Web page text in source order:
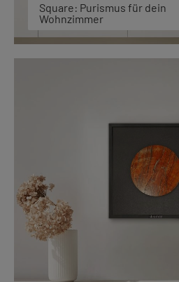
Square: Purismus für dein
Wohnzimmer